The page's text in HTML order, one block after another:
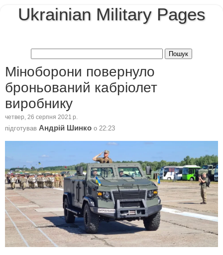
Ukrainian Military Pages
Міноборони повернуло
броньований кабріолет
виробнику
четвер, 26 серпня 2021 р.
підготував Андрій Шинко о 22:23